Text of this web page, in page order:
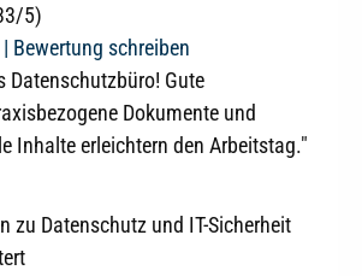
von 4.3 von 5 Sternen
5)
Bewertung schreiben
Datenschutzbüro! Gute
Dokumente und
Inhalte erleichtern den Arbeitstag."
zu Datenschutz und IT-Sicherheit